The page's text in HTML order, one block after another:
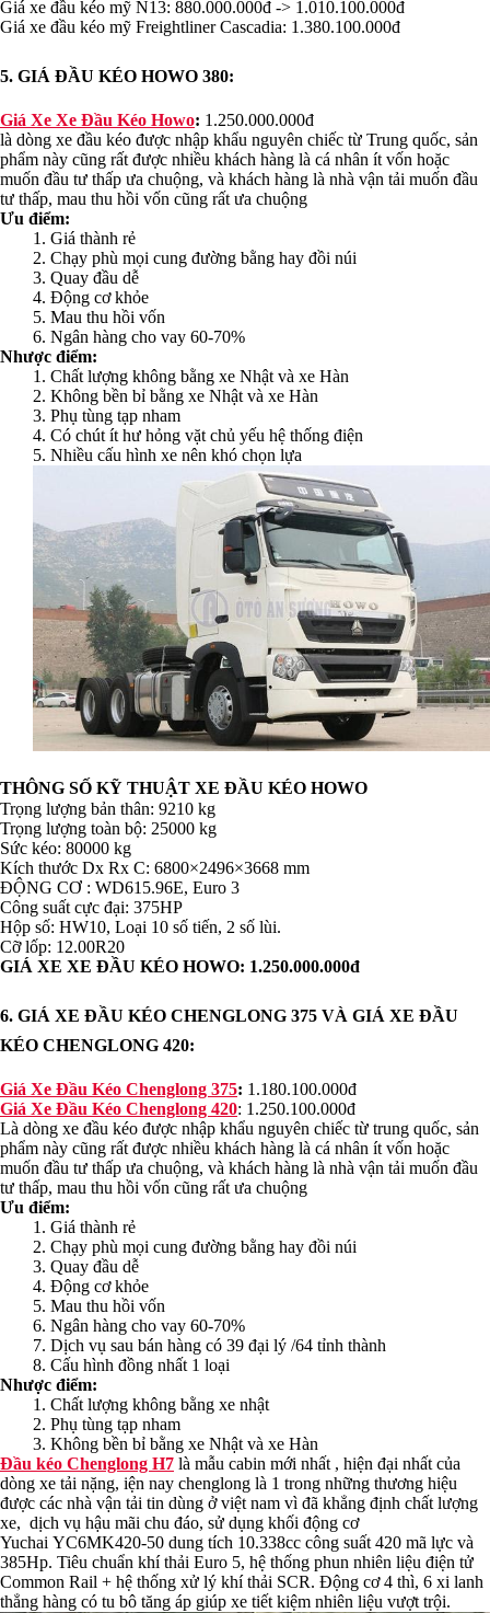
Giá xe đầu kéo mỹ N13: 880.000.000đ -> 1.010.100.000đ
Giá xe đầu kéo mỹ Freightliner Cascadia: 1.380.100.000đ
5. GIÁ ĐẦU KÉO HOWO 380:
Giá Xe Xe Đầu Kéo Howo: 1.250.000.000đ
là dòng xe đầu kéo được nhập khẩu nguyên chiếc từ Trung quốc, sản
phẩm này cũng rất được nhiều khách hàng là cá nhân ít vốn hoặc
muốn đầu tư thấp ưa chuộng, và khách hàng là nhà vận tải muốn đầu
tư thấp, mau thu hồi vốn cũng rất ưa chuộng
Ưu điểm:
1. Giá thành rẻ
2. Chạy phù mọi cung đường bằng hay đồi núi
3. Quay đầu dễ
4. Động cơ khỏe
5. Mau thu hồi vốn
6. Ngân hàng cho vay 60-70%
Nhược điểm:
1. Chất lượng không bằng xe Nhật và xe Hàn
2. Không bền bỉ bằng xe Nhật và xe Hàn
3. Phụ tùng tạp nham
4. Có chút ít hư hỏng vặt chủ yếu hệ thống điện
5. Nhiều cấu hình xe nên khó chọn lựa
THÔNG SỐ KỸ THUẬT XE ĐẦU KÉO HOWO
Trọng lượng bản thân: 9210 kg
Trọng lượng toàn bộ: 25000 kg
Sức kéo: 80000 kg
Kích thước Dx Rx C: 6800×2496×3668 mm
ĐỘNG CƠ : WD615.96E, Euro 3
Công suất cực đại: 375HP
Hộp số: HW10, Loại 10 số tiến, 2 số lùi.
Cỡ lốp: 12.00R20
GIÁ XE XE ĐẦU KÉO HOWO: 1.250.000.000đ
6. GIÁ XE ĐẦU KÉO CHENGLONG 375 VÀ GIÁ XE ĐẦU
KÉO CHENGLONG 420:
Giá Xe Đầu Kéo Chenglong 375: 1.180.100.000đ
Giá Xe Đầu Kéo Chenglong 420: 1.250.100.000đ
Là dòng xe đầu kéo được nhập khẩu nguyên chiếc từ trung quốc, sản
phẩm này cũng rất được nhiều khách hàng là cá nhân ít vốn hoặc
muốn đầu tư thấp ưa chuộng, và khách hàng là nhà vận tải muốn đầu
tư thấp, mau thu hồi vốn cũng rất ưa chuộng
Ưu điểm:
1. Giá thành rẻ
2. Chạy phù mọi cung đường bằng hay đồi núi
3. Quay đầu dễ
4. Động cơ khỏe
5. Mau thu hồi vốn
6. Ngân hàng cho vay 60-70%
7. Dịch vụ sau bán hàng có 39 đại lý /64 tỉnh thành
8. Cấu hình đồng nhất 1 loại
Nhược điểm:
1. Chất lượng không bằng xe nhật
2. Phụ tùng tạp nham
3. Không bền bỉ bằng xe Nhật và xe Hàn
Đầu kéo Chenglong H7 là mẫu cabin mới nhất , hiện đại nhất của
dòng xe tải nặng, iện nay chenglong là 1 trong những thương hiệu
được các nhà vận tải tin dùng ở việt nam vì đã khẳng định chất lượng
xe, dịch vụ hậu mãi chu đáo, sử dụng khối động cơ
Yuchai YC6MK420-50 dung tích 10.338cc công suất 420 mã lực và
385Hp. Tiêu chuẩn khí thải Euro 5, hệ thống phun nhiên liệu điện tử
Common Rail + hệ thống xử lý khí thải SCR. Động cơ 4 thì, 6 xi lanh
thẳng hàng có tu bô tăng áp giúp xe tiết kiệm nhiên liệu vượt trội.